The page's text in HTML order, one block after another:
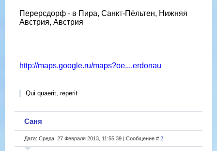
Перерсдорф - в Пира, Санкт-Пёльтен, Нижняя
Австрия, Австрия
http://maps.google.ru/maps?oe....erdonau
Qui quaerit, reperit
Саня
Дата: Среда, 27 Февраля 2013, 11:55:39 | Сообщение # 2